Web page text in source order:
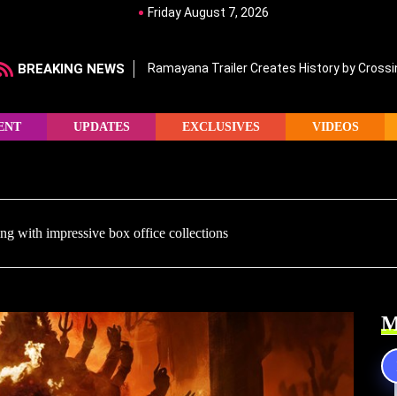
Friday August 7, 2026
BREAKING NEWS Ramayana Trailer Creates History by
UPDATES EXCLUSIVES VIDEOS
with impressive box office collections